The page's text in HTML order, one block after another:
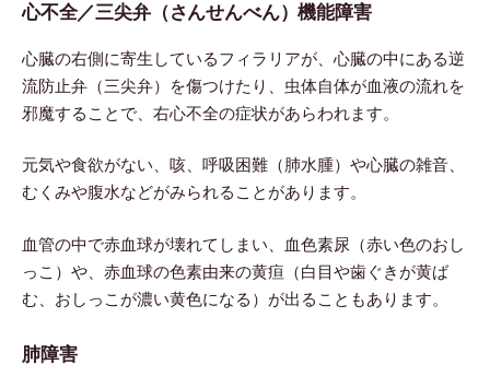
心不全／三尖弁（さんせんべん）機能障害
心臓の右側に寄生しているフィラリアが、心臓の中にある逆
流防止弁（三尖弁）を傷つけたり、虫体自体が血液の流れを
邪魔することで、右心不全の症状があらわれます。
元気や食欲がない、咳、呼吸困難（肺水腫）や心臓の雑音、
むくみや腹水などがみられることがあります。
血管の中で赤血球が壊れてしまい、血色素尿（赤い色のおし
っこ）や、赤血球の色素由来の黄疸（白目や歯ぐきが黄ば
む、おしっこが濃い黄色になる）が出ることもあります。
肺障害